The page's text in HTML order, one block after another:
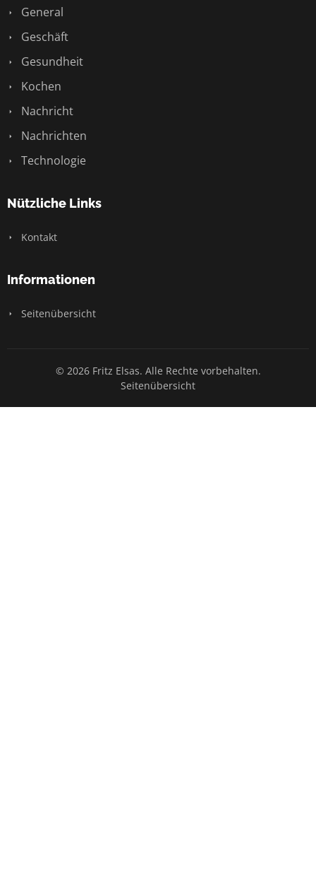
General
Geschäft
Gesundheit
Kochen
Nachricht
Nachrichten
Technologie
Nützliche Links
Kontakt
Informationen
Seitenübersicht
© 2026 Fritz Elsas. Alle Rechte vorbehalten.
Seitenübersicht